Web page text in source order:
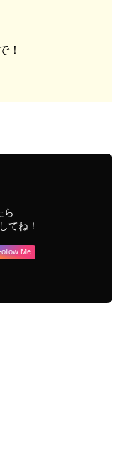
！
ら
てね！
Me